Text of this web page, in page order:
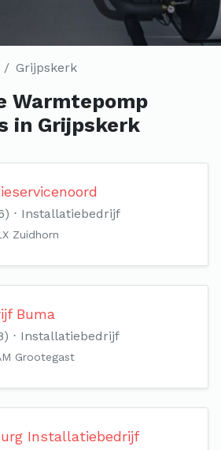
Grijpskerk
Warmtepomp
in Grijpskerk
Installatiebedrijf
Zuidhorn
Buma
Installatiebedrijf
Grootegast
Installatiebedrijf